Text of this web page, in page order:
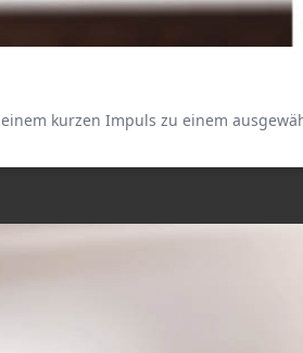
kurzen Impuls zu einem